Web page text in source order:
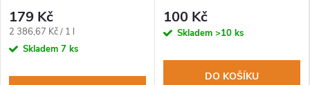
179 Kč
Měrná
cena:
2 386,67 Kč / 1 l
Skladem 7 ks
100 Kč
Skladem >10 ks
DO KOŠÍKU